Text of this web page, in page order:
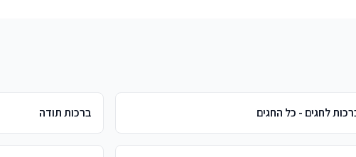
לחגים - כל החגים ברכות תודה